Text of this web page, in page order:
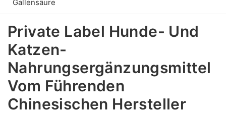
Gallensäure
Private Label Hunde- Und
Katzen-
Nahrungsergänzungsmittel
Vom Führenden
Chinesischen Hersteller